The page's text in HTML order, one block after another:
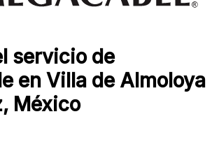
servicio de
en Villa de Almoloya
México